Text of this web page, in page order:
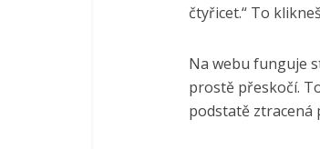
čtyřicet.“ To
Na webu funguje
prostě přeskočí.
podstatě